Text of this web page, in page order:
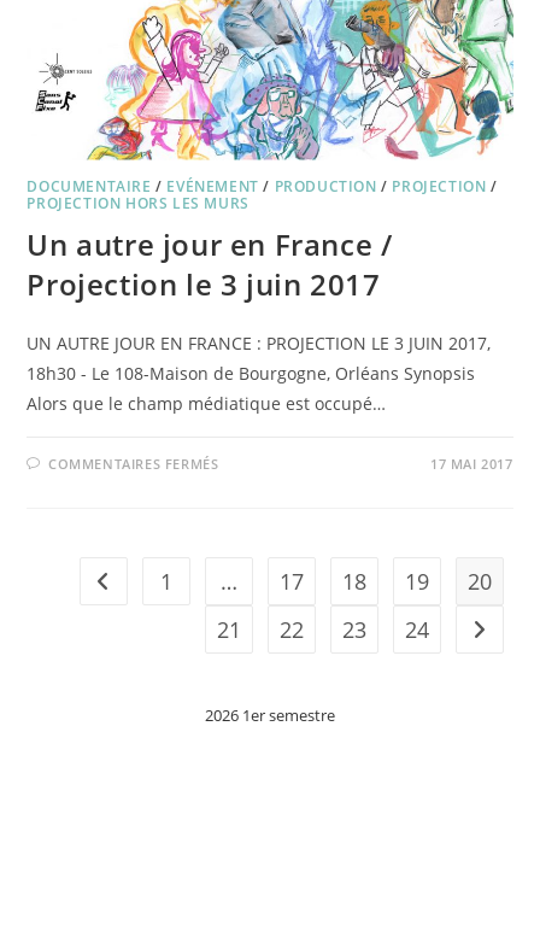
DOCUMENTAIRE / EVÉNEMENT / PRODUCTION / PROJECTION /
PROJECTION HORS LES MURS
Un autre jour en France /
Projection le 3 juin 2017
UN AUTRE JOUR EN FRANCE : PROJECTION LE 3 JUIN 2017,
18h30 - Le 108-Maison de Bourgogne, Orléans Synopsis
Alors que le champ médiatique est occupé…
COMMENTAIRES FERMÉSSUR
PROJECTION
LE
JUIN
2017
17 MAI 2017
Go to the previous page
1 … 17 18 19
20
21
22 23 24 Aller à
2026 1er semestre